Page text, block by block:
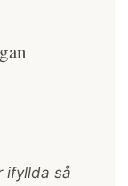
ifyllda så